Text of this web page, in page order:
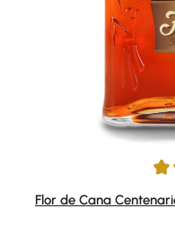
Durchschnittliche
Flor de Cana